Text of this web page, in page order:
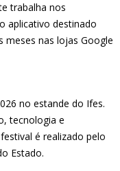
trabalha nos
aplicativo destinado
meses nas lojas Google
no estande do Ifes.
tecnologia e
é realizado pelo
Estado.